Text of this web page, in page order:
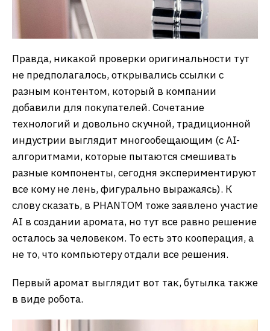
Правда, никакой проверки оригинальности тут
не предполагалось, открывались ссылки с
разным контентом, который в компании
добавили для покупателей. Сочетание
технологий и довольно скучной, традиционной
индустрии выглядит многообещающим (с AI-
алгоритмами, которые пытаются смешивать
разные компоненты, сегодня экспериментируют
все кому не лень, фигурально выражаясь). К
слову сказать, в PHANTOM тоже заявлено участие
AI в создании аромата, но тут все равно решение
осталось за человеком. То есть это кооперация, а
не то, что компьютеру отдали все решения.
Первый аромат выглядит вот так, бутылка также
в виде робота.